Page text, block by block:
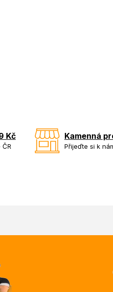
Kč Kamenná
Přijeďte si k